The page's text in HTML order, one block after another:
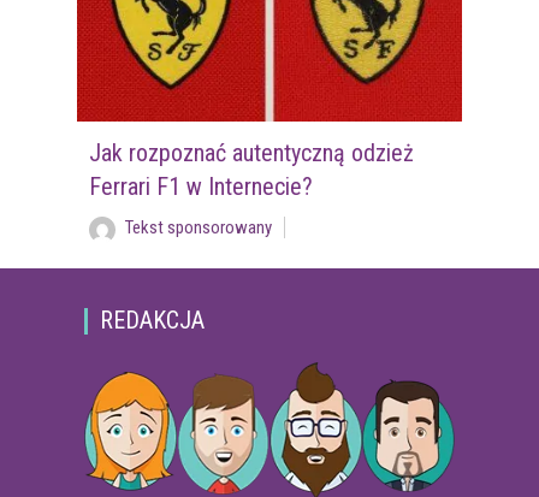
Jak rozpoznać autentyczną odzież
Ferrari F1 w Internecie?
Tekst sponsorowany
REDAKCJA